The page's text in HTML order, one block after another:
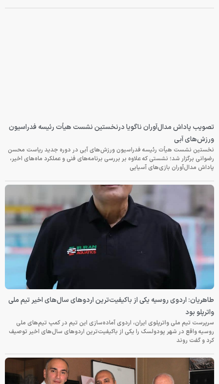
تصویب پاداش مدال‌آوران ناگویا درنخستین نشست هیأت رئیسه فدراسیون
ورزش‌های آبی
نخستین نشست هیأت رئیسه فدراسیون ورزش‌های آبی در دوره جدید ریاست محسن
رضوانی برگزار شد؛ نشستی که علاوه بر بررسی برنامه‌های فنی و عملکرد ماه‌های اخیر،
پاداش مدال‌آوران بازی‌های آسیایی
طاهریان: اردوی روسیه یکی از باکیفیت‌ترین اردوهای سال‌های اخیر تیم ملی
واترپلو بود
سرپرست تیم ملی واترپلوی ایران، اردوی آماده‌سازی این تیم در کمپ تیم‌های ملی
روسیه واقع در شهر پودولسک را یکی از باکیفیت‌ترین اردوهای سال‌های اخیر توصیف
کرد و گفت روند